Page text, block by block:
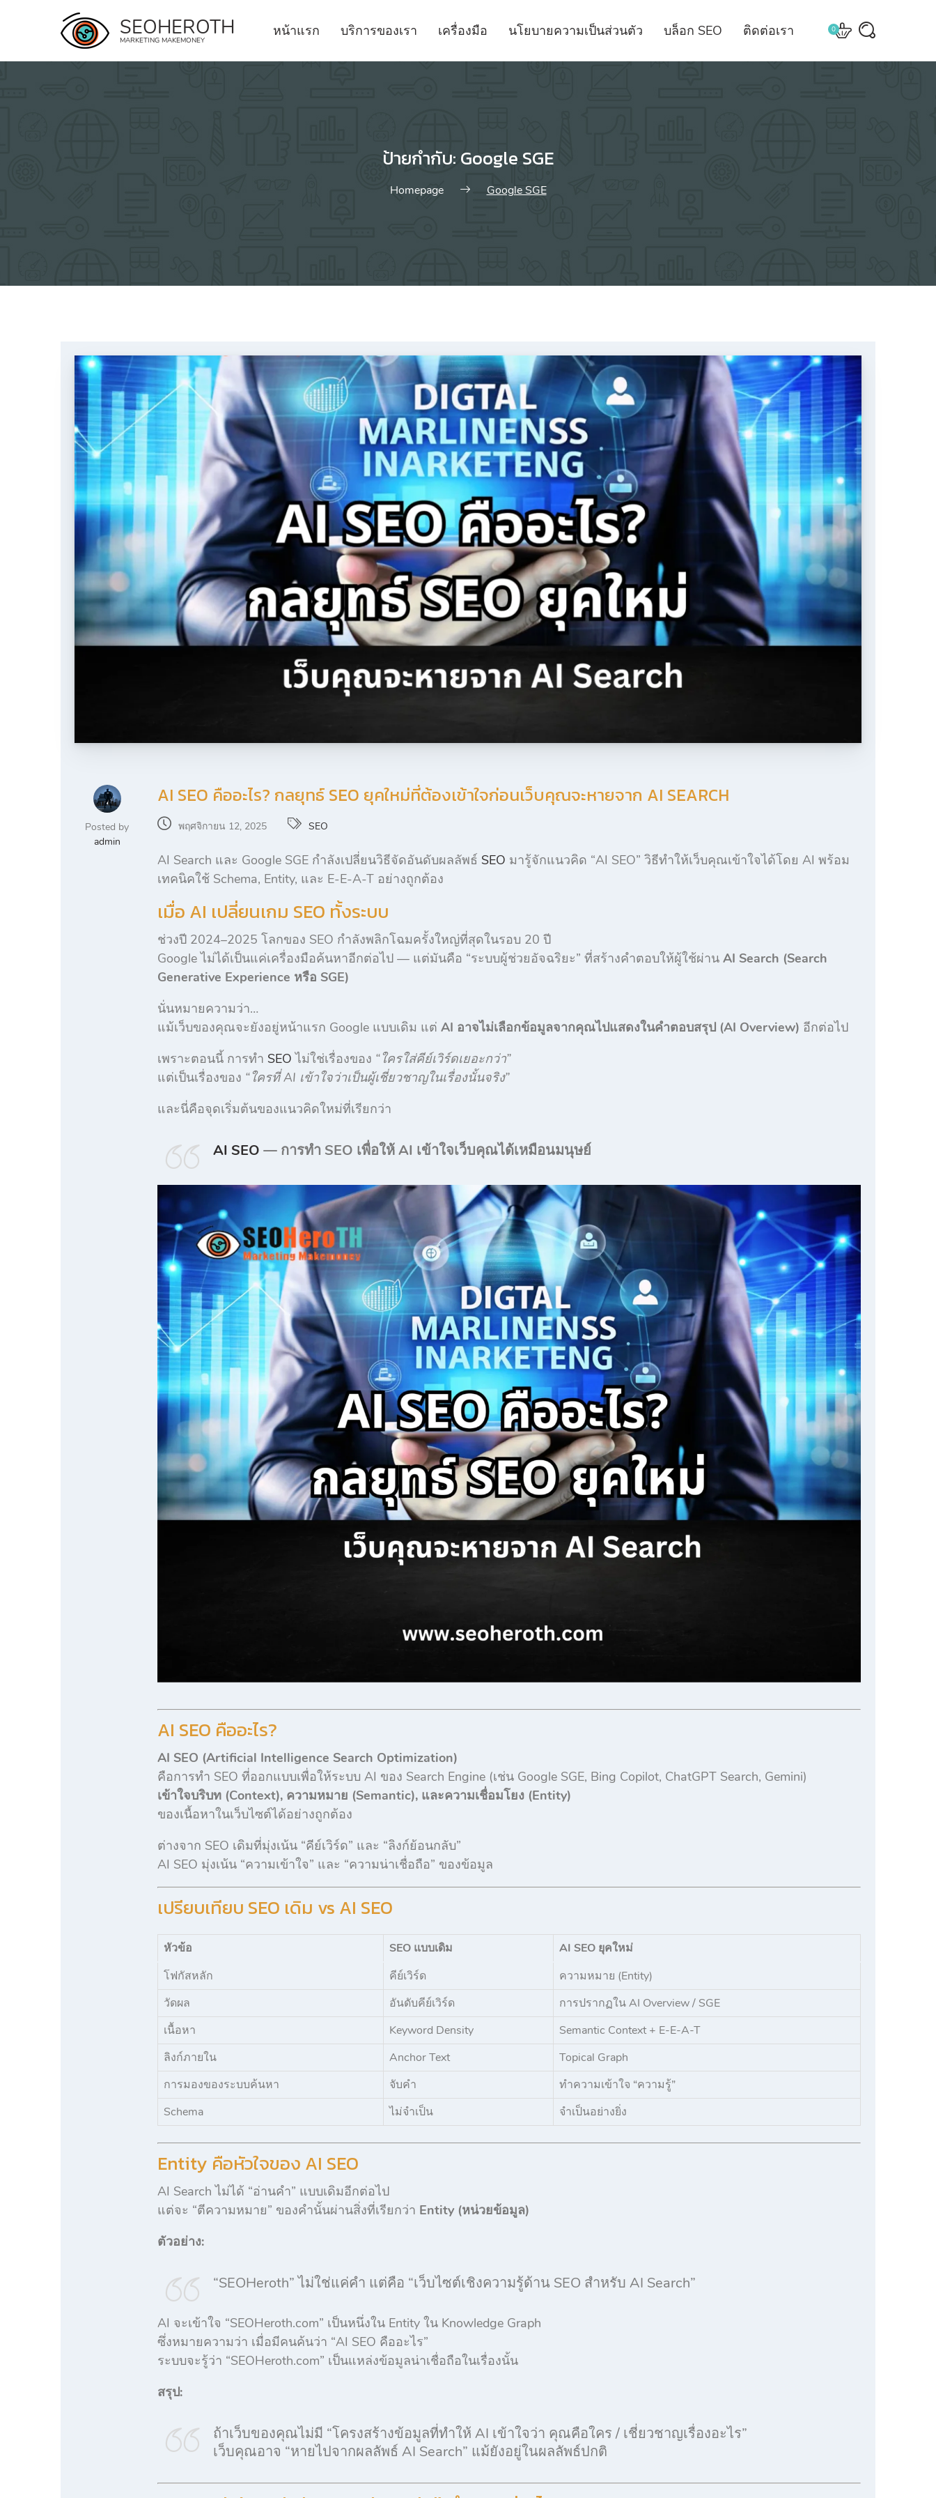
SEOHEROTH
MARKETING MAKEMONEY
หน้าแรก บริการของเรา
รับปรับ Onpage SEO
รับทำโฆษณา Google Ads
เครื่องมือ นโยบายความเป็นส่วนตัว บล็อก SEO ติดต่อเรา 0
ป้ายกำกับ: Google SGE
Homepage Google SGE
Posted by
admin
AI SEO คืออะไร? กลยุทธ์ SEO ยุคใหม่ที่ต้องเข้าใจก่อนเว็บคุณจะหายจาก AI SEARCH
พฤศจิกายน 12, 2025 SEO
AI Search และ Google SGE กำลังเปลี่ยนวิธีจัดอันดับผลลัพธ์ SEO มารู้จักแนวคิด “AI SEO” วิธีทำให้เว็บคุณเข้าใจได้โดย AI พร้อม
เทคนิคใช้ Schema, Entity, และ E-E-A-T อย่างถูกต้อง
เมื่อ AI เปลี่ยนเกม SEO ทั้งระบบ
ช่วงปี 2024–2025 โลกของ SEO กำลังพลิกโฉมครั้งใหญ่ที่สุดในรอบ 20 ปี
Google ไม่ได้เป็นแค่เครื่องมือค้นหาอีกต่อไป — แต่มันคือ “ระบบผู้ช่วยอัจฉริยะ” ที่สร้างคำตอบให้ผู้ใช้ผ่าน AI Search (Search
Generative Experience หรือ SGE)
นั่นหมายความว่า…
แม้เว็บของคุณจะยังอยู่หน้าแรก Google แบบเดิม แต่ AI อาจไม่เลือกข้อมูลจากคุณไปแสดงในคำตอบสรุป (AI Overview) อีกต่อไป
เพราะตอนนี้ การทำ SEO ไม่ใช่เรื่องของ “ใครใส่คีย์เวิร์ดเยอะกว่า”
แต่เป็นเรื่องของ “ใครที่ AI เข้าใจว่าเป็นผู้เชี่ยวชาญในเรื่องนั้นจริง”
และนี่คือจุดเริ่มต้นของแนวคิดใหม่ที่เรียกว่า
AI SEO — การทำ SEO เพื่อให้ AI เข้าใจเว็บคุณได้เหมือนมนุษย์
AI SEO คืออะไร?
AI SEO (Artificial Intelligence Search Optimization)
คือการทำ SEO ที่ออกแบบเพื่อให้ระบบ AI ของ Search Engine (เช่น Google SGE, Bing Copilot, ChatGPT Search, Gemini)
เข้าใจบริบท (Context), ความหมาย (Semantic), และความเชื่อมโยง (Entity)
ของเนื้อหาในเว็บไซต์ได้อย่างถูกต้อง
ต่างจาก SEO เดิมที่มุ่งเน้น “คีย์เวิร์ด” และ “ลิงก์ย้อนกลับ”
AI SEO มุ่งเน้น “ความเข้าใจ” และ “ความน่าเชื่อถือ” ของข้อมูล
เปรียบเทียบ SEO เดิม vs AI SEO
หัวข้อ SEO แบบเดิม
AI SEO ยุคใหม่
โฟกัสหลัก
คีย์เวิร์ด
ความหมาย (Entity)
วัดผล
อันดับคีย์เวิร์ด
การปรากฏใน AI Overview / SGE
เนื้อหา
Keyword Density
Semantic Context + E-E-A-T
ลิงก์ภายใน
Anchor Text
Topical Graph
การมองของระบบค้นหา
จับคำ
ทำความเข้าใจ “ความรู้”
Schema
ไม่จำเป็น จำเป็นอย่างยิ่ง
Entity คือหัวใจของ AI SEO
AI Search ไม่ได้ “อ่านคำ” แบบเดิมอีกต่อไป
แต่จะ “ตีความหมาย” ของคำนั้นผ่านสิ่งที่เรียกว่า Entity (หน่วยข้อมูล)
ตัวอย่าง:
“SEOHeroth” ไม่ใช่แค่คำ แต่คือ “เว็บไซต์เชิงความรู้ด้าน SEO สำหรับ AI Search”
AI จะเข้าใจ “SEOHeroth.com” เป็นหนึ่งใน Entity ใน Knowledge Graph
ซึ่งหมายความว่า เมื่อมีคนค้นว่า “AI SEO คืออะไร”
ระบบจะรู้ว่า “SEOHeroth.com” เป็นแหล่งข้อมูลน่าเชื่อถือในเรื่องนั้น
สรุป:
ถ้าเว็บของคุณไม่มี “โครงสร้างข้อมูลที่ทำให้ AI เข้าใจว่า คุณคือใคร / เชี่ยวชาญเรื่องอะไร”
เว็บคุณอาจ “หายไปจากผลลัพธ์ AI Search” แม้ยังอยู่ในผลลัพธ์ปกติ